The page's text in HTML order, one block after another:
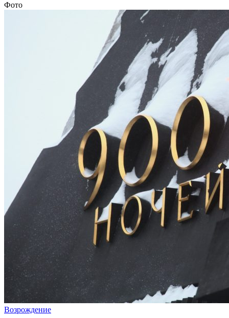
Фото
Возрождение